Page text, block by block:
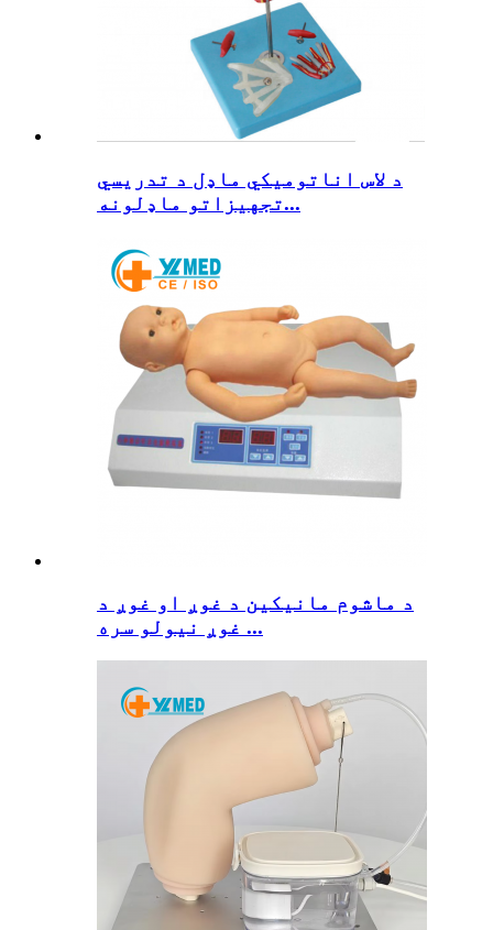
د لاس اناتوميکي ماډل د تدریسي
تجهیزاتو ماډلونه...
د ماشوم مانیکین د غوږ او غوږ د
غوږ نیولو سره ...